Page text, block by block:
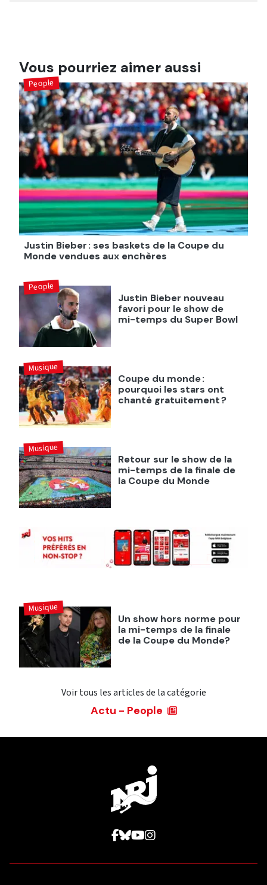
Vous pourriez aimer aussi
Justin Bieber : ses baskets de la Coupe du
Monde vendues aux enchères
People
Justin Bieber nouveau
favori pour le show de
mi-temps du Super Bowl
People
Coupe du monde :
pourquoi les stars ont
chanté gratuitement ?
Musique
Retour sur le show de la
mi-temps de la finale de
la Coupe du Monde
Musique
Un show hors norme pour
la mi-temps de la finale
de la Coupe du Monde?
Musique
Voir tous les articles de la catégorie
Actu - People